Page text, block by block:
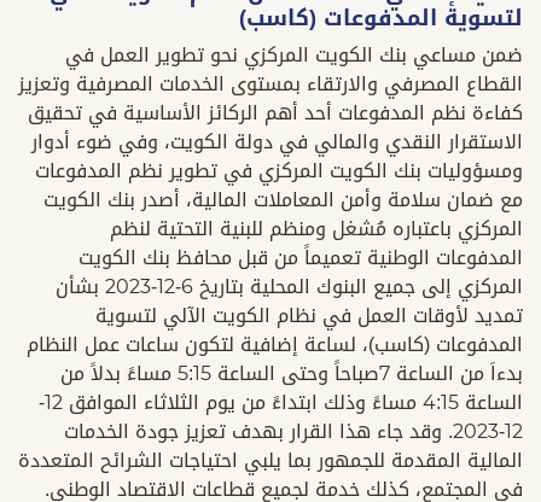
لتسوية المدفوعات (كاسب)
ضمن مساعي بنك الكويت المركزي نحو تطوير العمل في
القطاع المصرفي والارتقاء بمستوى الخدمات المصرفية وتعزيز
كفاءة نظم المدفوعات أحد أهم الركائز الأساسية في تحقيق
الاستقرار النقدي والمالي في دولة الكويت، وفي ضوء أدوار
ومسؤوليات بنك الكويت المركزي في تطوير نظم المدفوعات
مع ضمان سلامة وأمن المعاملات المالية، أصدر بنك الكويت
المركزي باعتباره مُشغل ومنظم للبنية التحتية لنظم
المدفوعات الوطنية تعميماً من قبل محافظ بنك الكويت
المركزي إلى جميع البنوك المحلية بتاريخ 6-12-2023 بشأن
تمديد لأوقات العمل في نظام الكويت الآلي لتسوية
المدفوعات (كاسب)، لساعة إضافية لتكون ساعات عمل النظام
بدءاَ من الساعة 7صباحاً وحتى الساعة 5:15 مساءً بدلاً من
الساعة 4:15 مساءً وذلك ابتداءً من يوم الثلاثاء الموافق 12-
12-2023. وقد جاء هذا القرار بهدف تعزيز جودة الخدمات
المالية المقدمة للجمهور بما يلبي احتياجات الشرائح المتعددة
في المجتمع، كذلك خدمة لجميع قطاعات الاقتصاد الوطني.